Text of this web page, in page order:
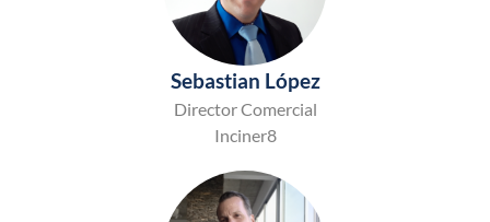
Sebastian López
Director Comercial
Inciner8